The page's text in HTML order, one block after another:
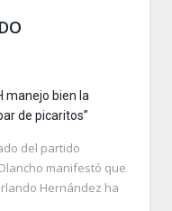
manejo bien la
de picaritos”
del partido
manifestó que
Hernández ha